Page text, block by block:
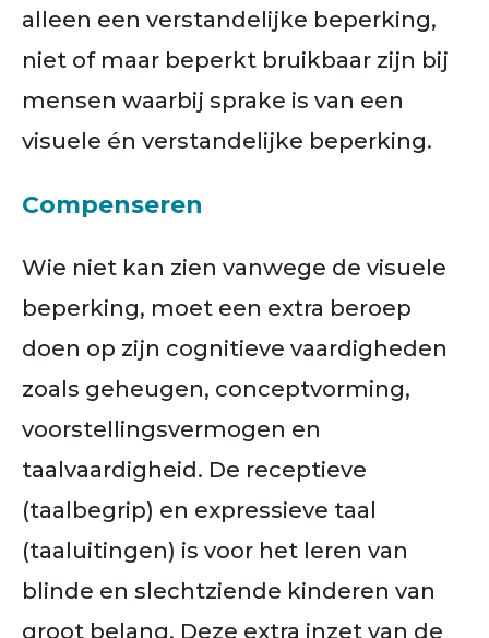
alleen een verstandelijke beperking,
niet of maar beperkt bruikbaar zijn bij
mensen waarbij sprake is van een
visuele én verstandelijke beperking.
Compenseren
Wie niet kan zien vanwege de visuele
beperking, moet een extra beroep
doen op zijn cognitieve vaardigheden
zoals geheugen, conceptvorming,
voorstellingsvermogen en
taalvaardigheid. De receptieve
(taalbegrip) en expressieve taal
(taaluitingen) is voor het leren van
blinde en slechtziende kinderen van
groot belang. Deze extra inzet van de